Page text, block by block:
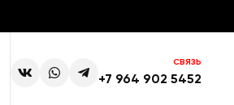
СВЯЗЬ
+7 964 902 5452